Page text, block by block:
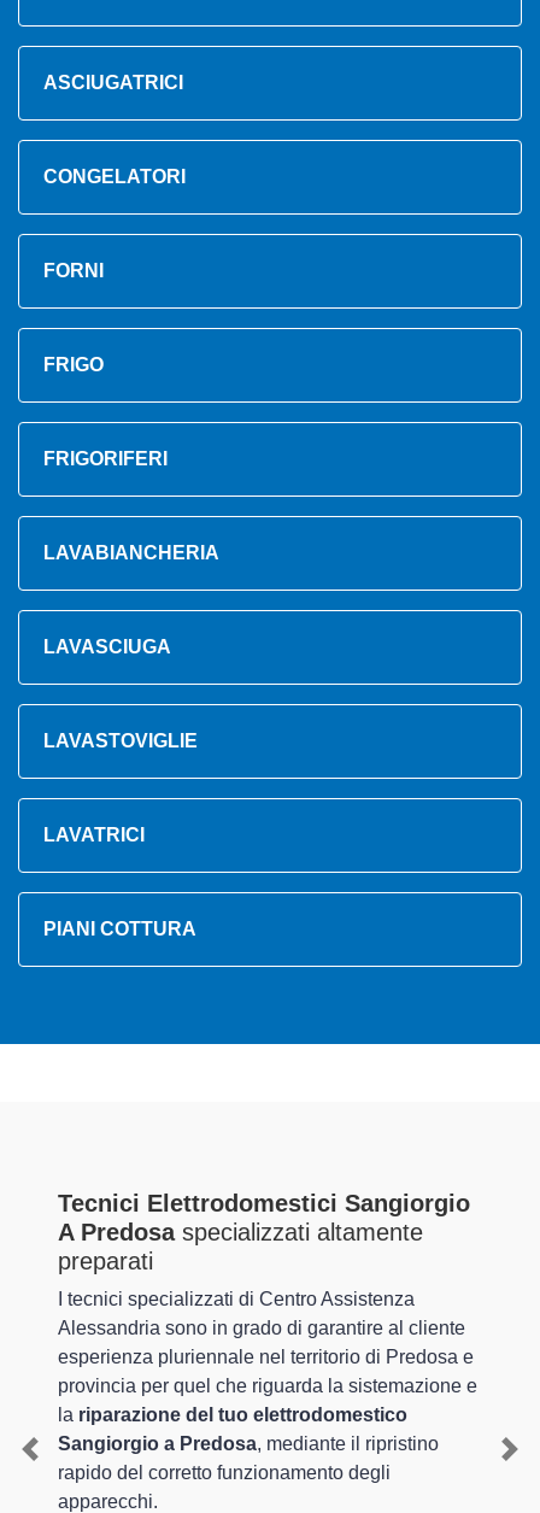
ASCIUGATRICI
CONGELATORI
FORNI
FRIGO
FRIGORIFERI
LAVABIANCHERIA
LAVASCIUGA
LAVASTOVIGLIE
LAVATRICI
PIANI COTTURA
Tecnici Elettrodomestici Sangiorgio
A Predosaspecializzati altamente
preparati
I tecnici specializzati di Centro Assistenza
Alessandria sono in grado di garantire al cliente
esperienza pluriennale nel territorio di Predosa e
provincia per quel che riguarda la sistemazione e
la riparazione del tuo elettrodomestico
Sangiorgio a Predosa, mediante il ripristino
rapido del corretto funzionamento degli
apparecchi.
Previous